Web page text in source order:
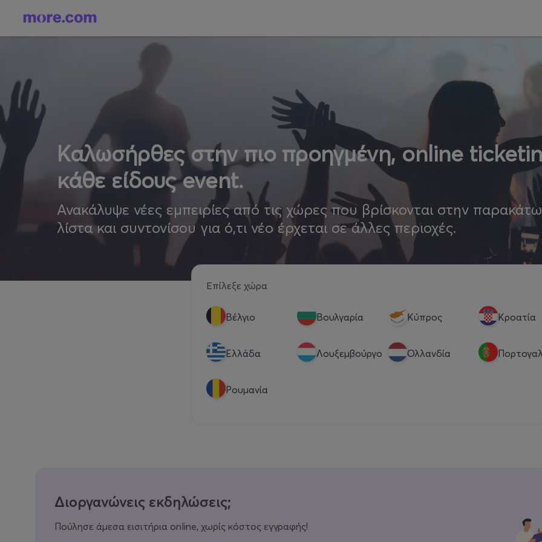
Καλωσήρθες στην πιο προηγμένη, online
κάθε είδους event.
Ανακάλυψε νέες εμπειρίες από τις χώρες που βρίσκονται στην παρακάτω
λίστα και συντονίσου για ό,τι νέο έρχεται σε άλλες περιοχές.
Επίλεξε χώρα
Βέλγιο Βουλγαρία Κύπρος Κροατία
Eλλάδα Λουξεμβούργο Ολλανδία
Ρουμανία
Διοργανώνεις εκδηλώσεις;
Πούλησε άμεσα εισιτήρια online, χωρίς κόστος εγγραφής!